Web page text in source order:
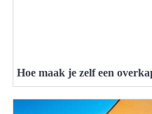
Hoe maak je zelf een